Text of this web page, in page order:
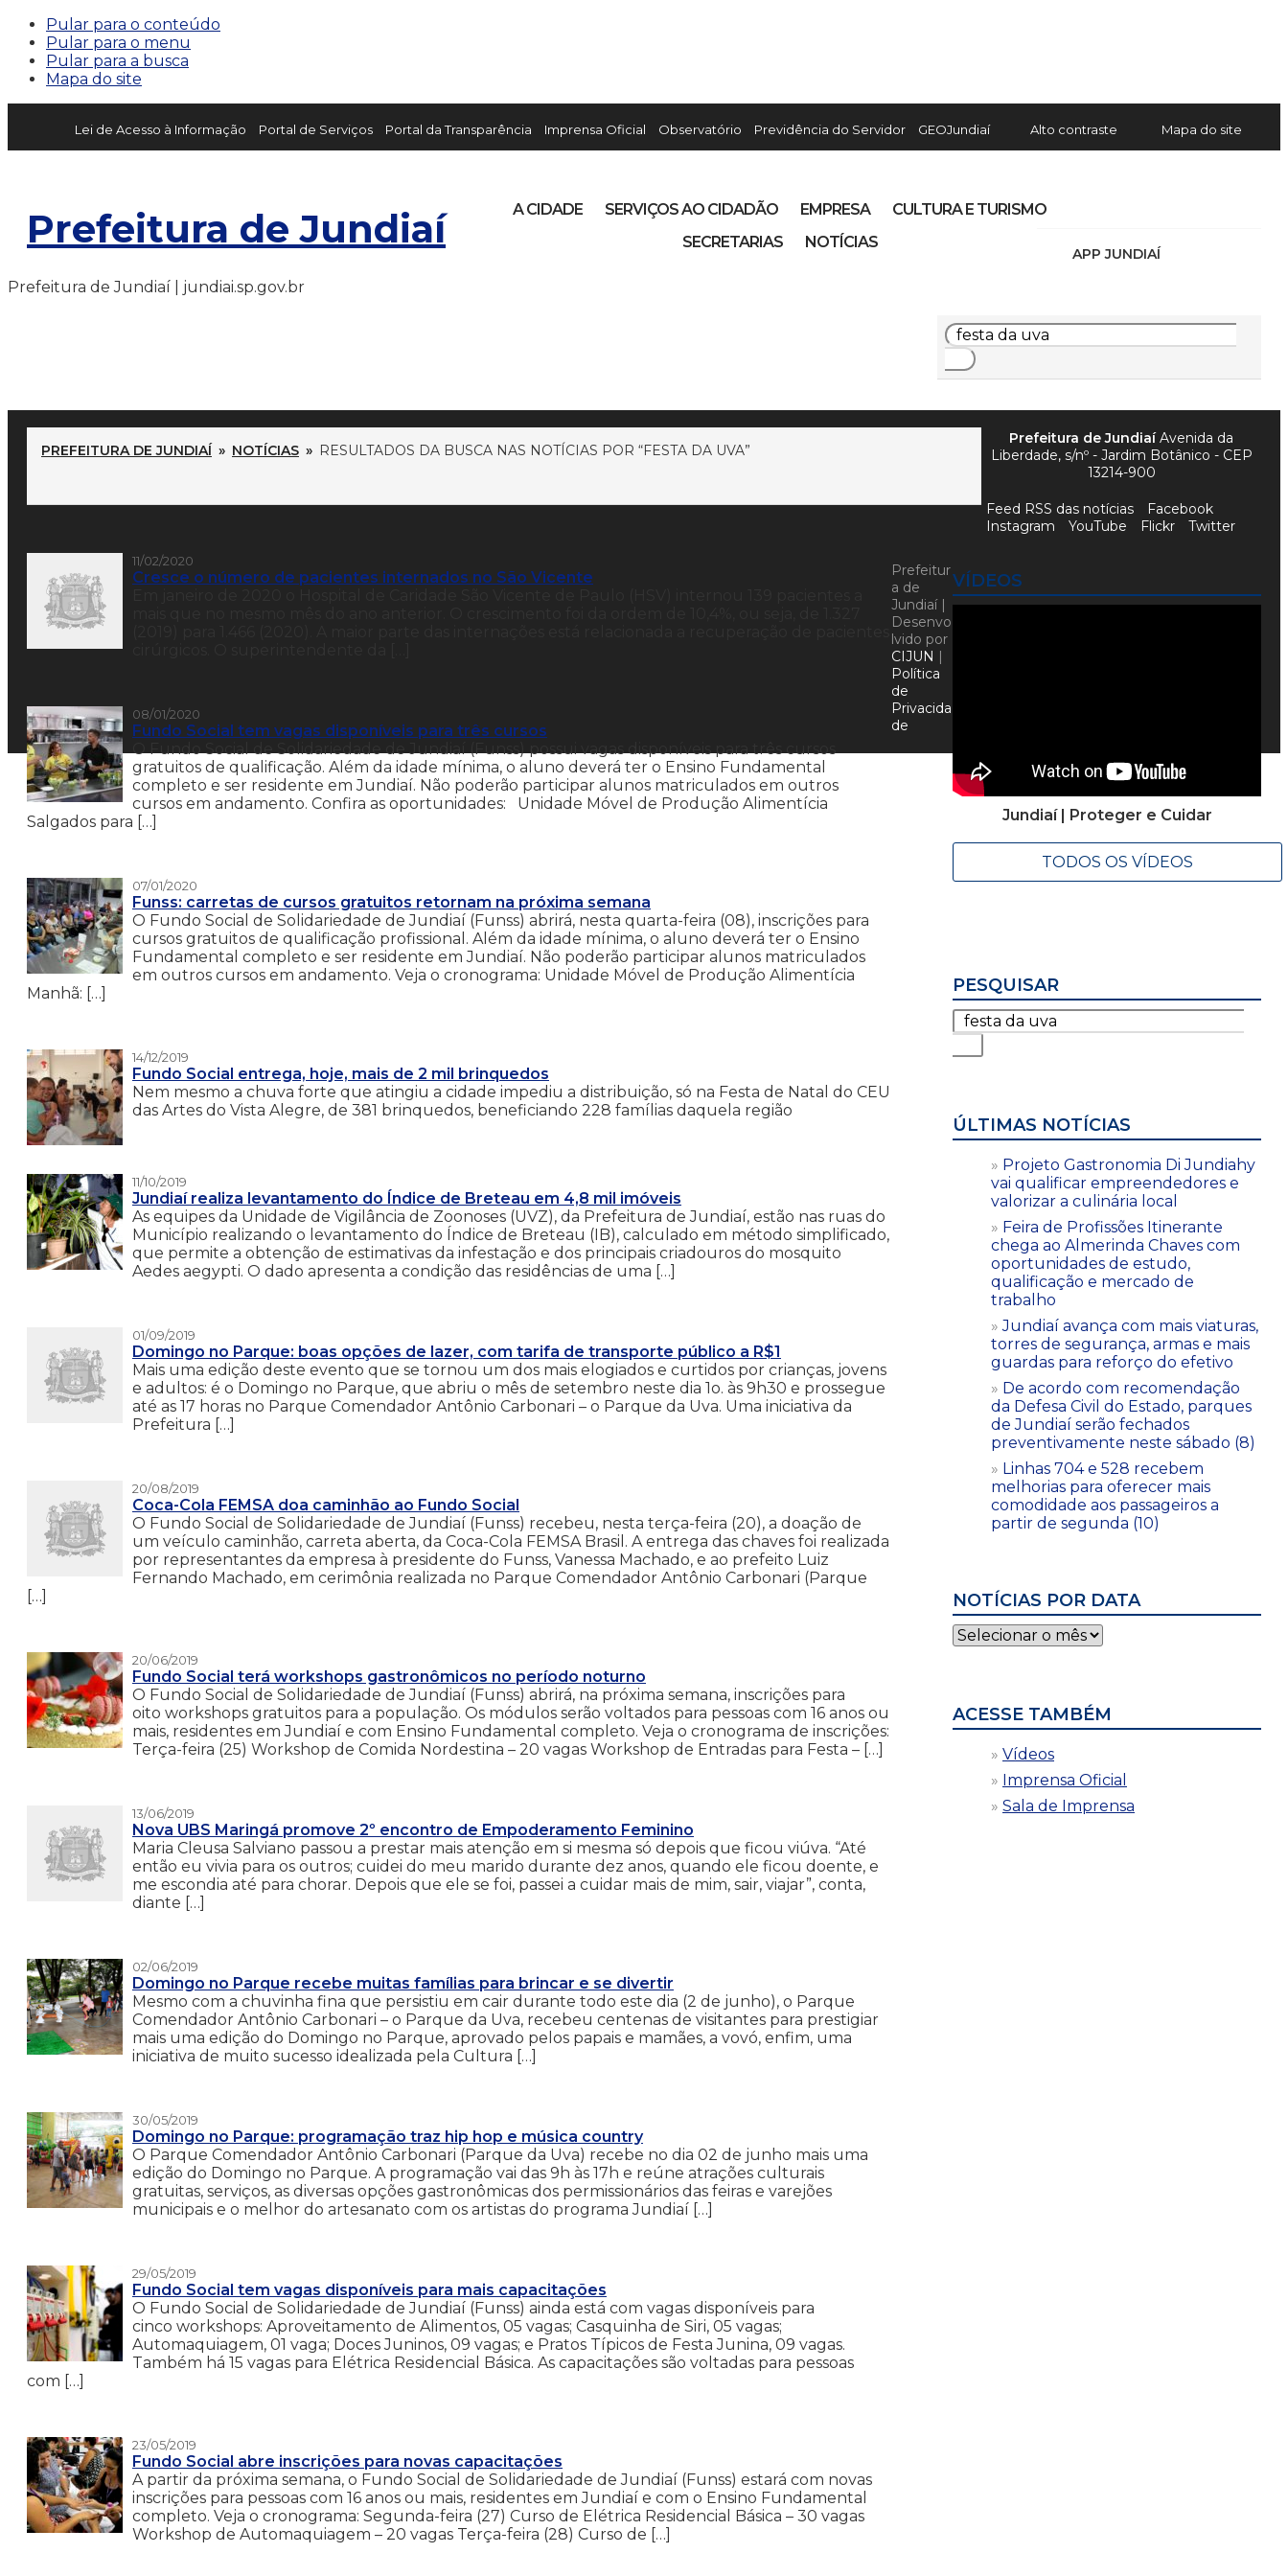
Pular para o conteúdo
Pular para o menu
Pular para a busca
Mapa do site
Lei de Acesso à Informação Portal de Serviços Portal da Transparência Imprensa Oficial Observatório Previdência do Servidor GEOJundiaí Alto contraste Mapa do site
Prefeitura de Jundiaí
APP JUNDIAÍ
A CIDADE SERVIÇOS AO CIDADÃO EMPRESA
CULTURA E TURISMO
SECRETARIAS
NOTÍCIAS
Prefeitura de Jundiaí | jundiai.sp.gov.br
PREFEITURA DE JUNDIAÍ » NOTÍCIAS » RESULTADOS DA BUSCA NAS NOTÍCIAS POR “FESTA DA UVA”
11/02/2020
Cresce o número de pacientes internados no São Vicente
08/01/2020
Fundo Social tem vagas disponíveis para três cursos
gratuitos de qualificação. Além da idade mínima, o aluno deverá ter o Ensino Fundamental
completo e ser residente em Jundiaí. Não poderão participar alunos matriculados em outros
cursos em andamento. Confira as oportunidades: Unidade Móvel de Produção Alimentícia
Salgados para […]
07/01/2020
Funss: carretas de cursos gratuitos retornam na próxima semana
O Fundo Social de Solidariedade de Jundiaí (Funss) abrirá, nesta quarta-feira (08), inscrições para
cursos gratuitos de qualificação profissional. Além da idade mínima, o aluno deverá ter o Ensino
Fundamental completo e ser residente em Jundiaí. Não poderão participar alunos matriculados
em outros cursos em andamento. Veja o cronograma: Unidade Móvel de Produção Alimentícia
Manhã: […]
14/12/2019
Fundo Social entrega, hoje, mais de 2 mil brinquedos
Nem mesmo a chuva forte que atingiu a cidade impediu a distribuição, só na Festa de Natal do CEU
das Artes do Vista Alegre, de 381 brinquedos, beneficiando 228 famílias daquela região
11/10/2019
Jundiaí realiza levantamento do Índice de Breteau em 4,8 mil imóveis
As equipes da Unidade de Vigilância de Zoonoses (UVZ), da Prefeitura de Jundiaí, estão nas ruas do
Município realizando o levantamento do Índice de Breteau (IB), calculado em método simplificado,
que permite a obtenção de estimativas da infestação e dos principais criadouros do mosquito
Aedes aegypti. O dado apresenta a condição das residências de uma […]
01/09/2019
Domingo no Parque: boas opções de lazer, com tarifa de transporte público a R$1
Mais uma edição deste evento que se tornou um dos mais elogiados e curtidos por crianças, jovens
e adultos: é o Domingo no Parque, que abriu o mês de setembro neste dia 1o. às 9h30 e prossegue
até as 17 horas no Parque Comendador Antônio Carbonari – o Parque da Uva. Uma iniciativa da
Prefeitura […]
20/08/2019
Coca-Cola FEMSA doa caminhão ao Fundo Social
O Fundo Social de Solidariedade de Jundiaí (Funss) recebeu, nesta terça-feira (20), a doação de
um veículo caminhão, carreta aberta, da Coca-Cola FEMSA Brasil. A entrega das chaves foi realizada
por representantes da empresa à presidente do Funss, Vanessa Machado, e ao prefeito Luiz
Fernando Machado, em cerimônia realizada no Parque Comendador Antônio Carbonari (Parque
[…]
20/06/2019
Fundo Social terá workshops gastronômicos no período noturno
O Fundo Social de Solidariedade de Jundiaí (Funss) abrirá, na próxima semana, inscrições para
oito workshops gratuitos para a população. Os módulos serão voltados para pessoas com 16 anos ou
mais, residentes em Jundiaí e com Ensino Fundamental completo. Veja o cronograma de inscrições:
Terça-feira (25) Workshop de Comida Nordestina – 20 vagas Workshop de Entradas para Festa – […]
13/06/2019
Nova UBS Maringá promove 2º encontro de Empoderamento Feminino
Maria Cleusa Salviano passou a prestar mais atenção em si mesma só depois que ficou viúva. “Até
então eu vivia para os outros; cuidei do meu marido durante dez anos, quando ele ficou doente, e
me escondia até para chorar. Depois que ele se foi, passei a cuidar mais de mim, sair, viajar”, conta,
diante […]
02/06/2019
Domingo no Parque recebe muitas famílias para brincar e se divertir
Mesmo com a chuvinha fina que persistiu em cair durante todo este dia (2 de junho), o Parque
Comendador Antônio Carbonari – o Parque da Uva, recebeu centenas de visitantes para prestigiar
mais uma edição do Domingo no Parque, aprovado pelos papais e mamães, a vovó, enfim, uma
iniciativa de muito sucesso idealizada pela Cultura […]
30/05/2019
Domingo no Parque: programação traz hip hop e música country
O Parque Comendador Antônio Carbonari (Parque da Uva) recebe no dia 02 de junho mais uma
edição do Domingo no Parque. A programação vai das 9h às 17h e reúne atrações culturais
gratuitas, serviços, as diversas opções gastronômicas dos permissionários das feiras e varejões
municipais e o melhor do artesanato com os artistas do programa Jundiaí […]
29/05/2019
Fundo Social tem vagas disponíveis para mais capacitações
O Fundo Social de Solidariedade de Jundiaí (Funss) ainda está com vagas disponíveis para
cinco workshops: Aproveitamento de Alimentos, 05 vagas; Casquinha de Siri, 05 vagas;
Automaquiagem, 01 vaga; Doces Juninos, 09 vagas; e Pratos Típicos de Festa Junina, 09 vagas.
Também há 15 vagas para Elétrica Residencial Básica. As capacitações são voltadas para pessoas
com […]
23/05/2019
Fundo Social abre inscrições para novas capacitações
A partir da próxima semana, o Fundo Social de Solidariedade de Jundiaí (Funss) estará com novas
inscrições para pessoas com 16 anos ou mais, residentes em Jundiaí e com o Ensino Fundamental
completo. Veja o cronograma: Segunda-feira (27) Curso de Elétrica Residencial Básica – 30 vagas
Workshop de Automaquiagem – 20 vagas Terça-feira (28) Curso de […]
VÍDEOS
Jundiaí | Proteger e Cuidar
TODOS OS VÍDEOS
PESQUISAR
ÚLTIMAS NOTÍCIAS
Projeto Gastronomia Di Jundiahy
vai qualificar empreendedores e
valorizar a culinária local
Feira de Profissões Itinerante
chega ao Almerinda Chaves com
oportunidades de estudo,
qualificação e mercado de
trabalho
Jundiaí avança com mais viaturas,
torres de segurança, armas e mais
guardas para reforço do efetivo
De acordo com recomendação
da Defesa Civil do Estado, parques
de Jundiaí serão fechados
preventivamente neste sábado (8)
Linhas 704 e 528 recebem
melhorias para oferecer mais
comodidade aos passageiros a
partir de segunda (10)
NOTÍCIAS POR DATA
Notícias
por
ACESSE TAMBÉM
Vídeos
Imprensa Oficial
Sala de Imprensa
Prefeitura de JundiaíAvenida da
Liberdade, s/nº - Jardim Botânico - CEP
13214-900
Feed RSS das notícias
Facebook
Instagram
YouTube Flickr Twitter
Prefeitur
a de
Jundiaí |
Desenvo
lvido por
CIJUN |
Política
de
Privacida
de